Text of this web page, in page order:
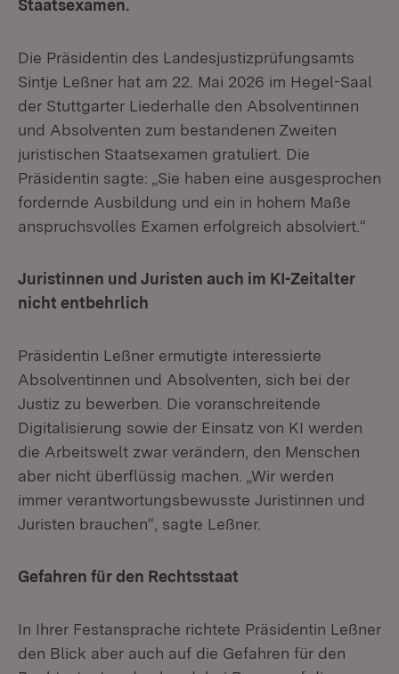
Staatsexamen.
Die Präsidentin des Landesjustizprüfungsamts
Sintje Leßner hat am 22. Mai 2026 im Hegel-Saal
der Stuttgarter Liederhalle den Absolventinnen
und Absolventen zum bestandenen Zweiten
juristischen Staatsexamen gratuliert. Die
Präsidentin sagte: „Sie haben eine ausgesprochen
fordernde Ausbildung und ein in hohem Maße
anspruchsvolles Examen erfolgreich absolviert.“
Juristinnen und Juristen auch im KI-Zeitalter
nicht entbehrlich
Präsidentin Leßner ermutigte interessierte
Absolventinnen und Absolventen, sich bei der
Justiz zu bewerben. Die voranschreitende
Digitalisierung sowie der Einsatz von KI werden
die Arbeitswelt zwar verändern, den Menschen
aber nicht überflüssig machen. „Wir werden
immer verantwortungsbewusste Juristinnen und
Juristen brauchen“, sagte Leßner.
Gefahren für den Rechtsstaat
In Ihrer Festansprache richtete Präsidentin Leßner
den Blick aber auch auf die Gefahren für den